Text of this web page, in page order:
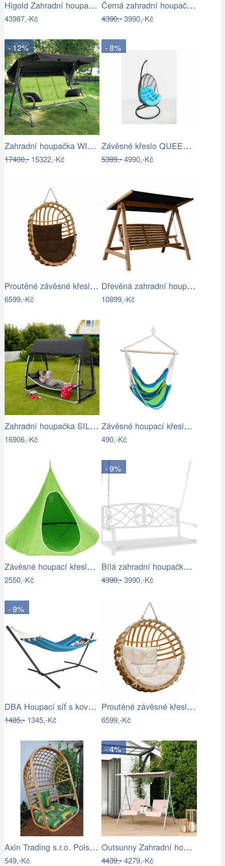
Higold Zahradní houpačka HIGOLD Emoti
43987,-Kč
Černá zahradní houpačka Ameli
4390,-3990,-Kč
- 12%
Zahradní houpačka WIENN - GD
17400,-15322,-Kč
- 8%
Závěsné křeslo QUEEN, modrý sedák
5399,-4990,-Kč
Proutěné závěsné křeslo Lena, přírodní…
6599,-Kč
Dřevěná zahradní houpačka Lucas pro 4…
10899,-Kč
Zahradní houpačka SILASS - GD
16906,-Kč
Závěsné houpací křeslo Cozyz pásek modrá
490,-Kč
Závěsné houpací křeslo Kids zelená
2550,-Kč
- 9%
Bílá zahradní houpačka Ameli
4390,-3990,-Kč
- 9%
DBA Houpací síť s kovovým rámem 200 x…
1485,-1345,-Kč
Proutěné závěsné křeslo Elis, přírodní…
6599,-Kč
Axin Trading s.r.o. Polstr na závěsnou…
549,-Kč
- 4%
Outsunny Zahradní houpačka, dvoumístná,…
4439,-4279,-Kč